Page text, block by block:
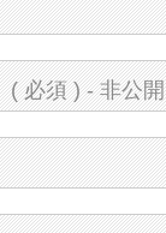
( 必須 ) - 非公